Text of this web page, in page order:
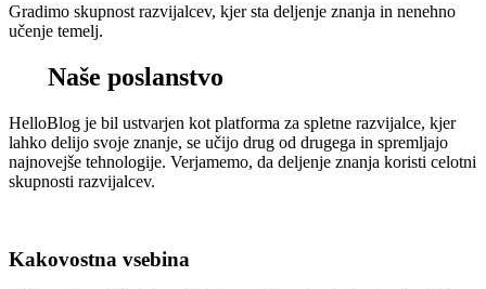
Gradimo skupnost razvijalcev, kjer sta deljenje znanja in nenehno
učenje temelj.
Naše poslanstvo
HelloBlog je bil ustvarjen kot platforma za spletne razvijalce, kjer
lahko delijo svoje znanje, se učijo drug od drugega in spremljajo
najnovejše tehnologije. Verjamemo, da deljenje znanja koristi celotni
skupnosti razvijalcev.
Kakovostna vsebina